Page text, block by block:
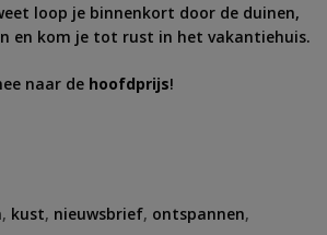
loop je binnenkort door de duinen,
en kom je tot rust in het vakantiehuis.
naar de hoofdprijs!
, kust, nieuwsbrief, ontspannen,